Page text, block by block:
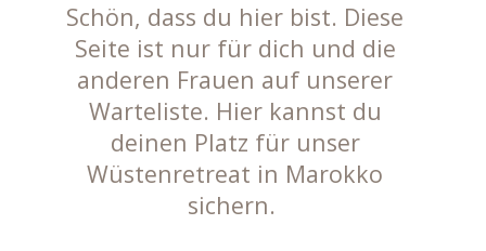
Schön, dass du hier bist. Diese
Seite ist nur für dich und die
anderen Frauen auf unserer
Warteliste. Hier kannst du
deinen Platz für unser
Wüstenretreat in Marokko
sichern.